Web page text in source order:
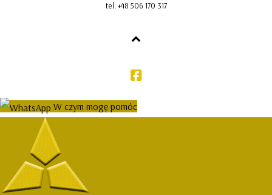
tel. +48 506 170 317
W czym mogę pomóc